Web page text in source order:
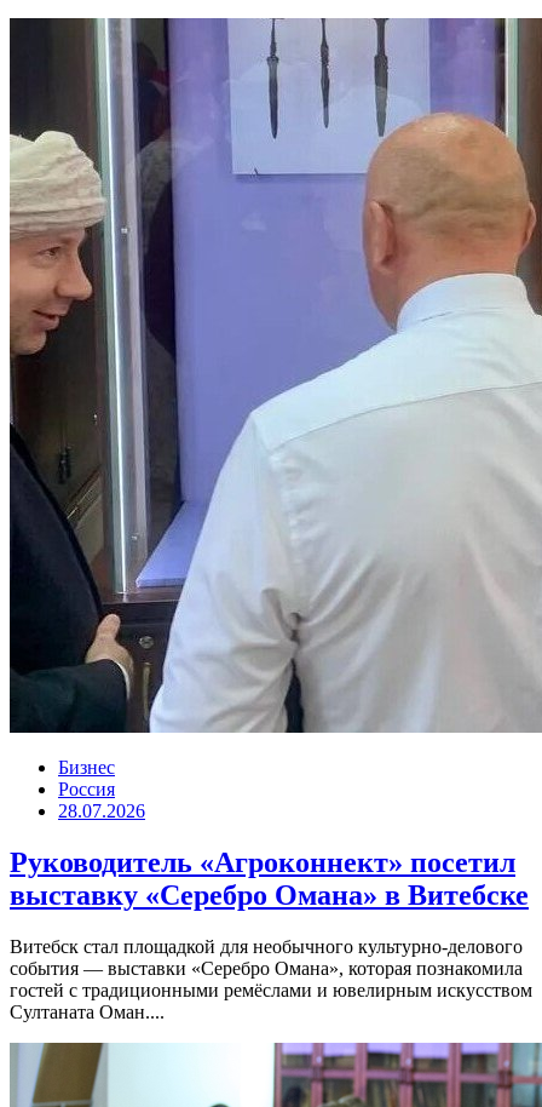
Бизнес
Россия
28.07.2026
Руководитель «Агроконнект» посетил
выставку «Серебро Омана» в Витебске
Витебск стал площадкой для необычного культурно-делового
события — выставки «Серебро Омана», которая познакомила
гостей с традиционными ремёслами и ювелирным искусством
Султаната Оман....